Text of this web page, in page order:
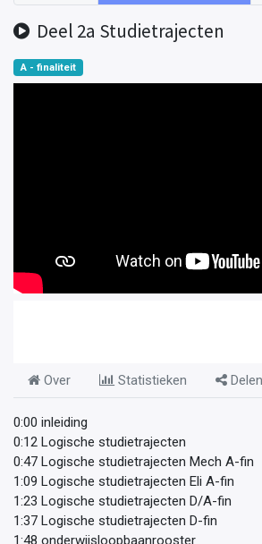
Deel 2a Studietrajecten
A - finaliteit
Over Statistieken Delen
0:00 inleiding
0:12 Logische studietrajecten
0:47 Logische studietrajecten Mech A-fin
1:09 Logische studietrajecten Eli A-fin
1:23 Logische studietrajecten D/A-fin
1:37 Logische studietrajecten D-fin
1:48 onderwijsloopbaanrooster